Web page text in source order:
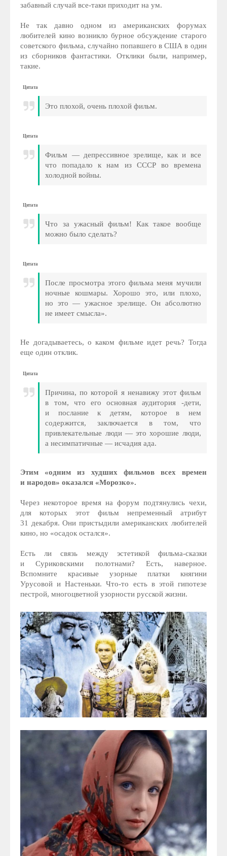
забавный случай все-таки приходит на ум.
Не так давно одном из американских форумах
любителей кино возникло бурное обсуждение старого
советского фильма, случайно попавшего в США в один
из сборников фантастики. Отклики были, например,
такие.
Цитата
Это плохой, очень плохой фильм.
Цитата
Фильм — депрессивное зрелище, как и все
что попадало к нам из СССР во времена
холодной войны.
Цитата
Что за ужасный фильм! Как такое вообще
можно было сделать?
Цитата
После просмотра этого фильма меня мучили
ночные кошмары. Хорошо это, или плохо,
но это — ужасное зрелище. Он абсолютно
не имеет смысла».
Не догадываетесь, о каком фильме идет речь? Тогда
еще один отклик.
Цитата
Причина, по которой я ненавижу этот фильм
в том, что его основная аудитория -дети,
и послание к детям, которое в нем
содержится, заключается в том, что
привлекательные люди — это хорошие люди,
а несимпатичные — исчадия ада.
Этим «одним из худших фильмов всех времен
и народов» оказался «Морозко».
Через некоторое время на форум подтянулись чехи,
для которых этот фильм непременный атрибут
31 декабря. Они пристыдили американских любителей
кино, но «осадок остался».
Есть ли связь между эстетикой фильма-сказки
и Суриковскими полотнами? Есть, наверное.
Вспомните красивые узорные платки княгини
Урусовой и Настеньки. Что-то есть в этой гипотезе
пестрой, многоцветной узорности русской жизни.